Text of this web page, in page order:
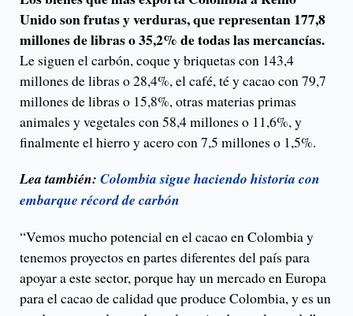
Unido son frutas y verduras, que representan 177,8
millones de libras o 35,2% de todas las mercancías.
Le siguen el carbón, coque y briquetas con 143,4
millones de libras o 28,4%, el café, té y cacao con 79,7
millones de libras o 15,8%, otras materias primas
animales y vegetales con 58,4 millones o 11,6%, y
finalmente el hierro y acero con 7,5 millones o 1,5%.
Lea también: Colombia sigue haciendo historia con
embarque récord de carbón
“Vemos mucho potencial en el cacao en Colombia y
tenemos proyectos en partes diferentes del país para
apoyar a este sector, porque hay un mercado en Europa
para el cacao de calidad que produce Colombia, y es un